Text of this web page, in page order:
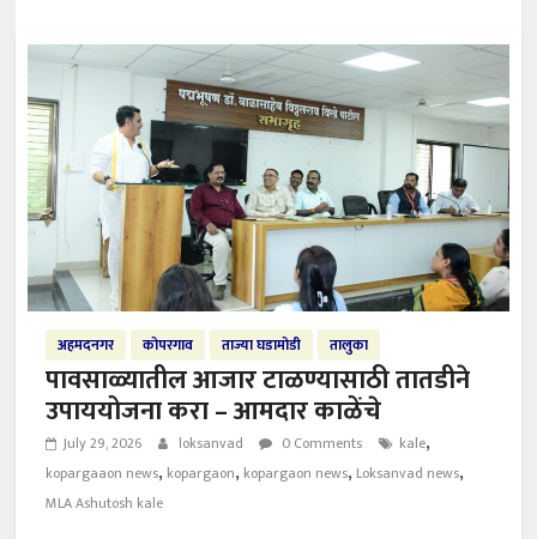
अहमदनगर कोपरगाव ताज्या घडामोडी तालुका
पावसाळ्यातील आजार टाळण्यासाठी तातडीने
उपाययोजना करा – आमदार काळेंचे
July 29, 2026 loksanvad 0 Comments kale,
kopargaaon news, kopargaon, kopargaon news, Loksanvad news,
MLA Ashutosh kale